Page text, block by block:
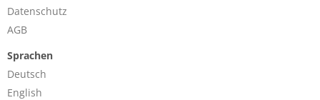
Datenschutz
AGB
Sprachen
Deutsch
English